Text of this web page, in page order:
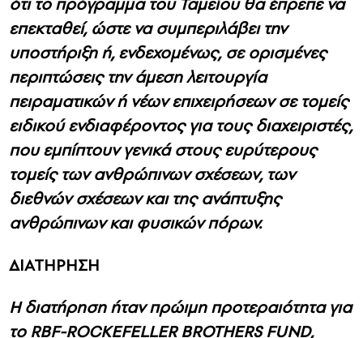
επεκταθεί, ώστε να συμπεριλάβει την
υποστήριξη ή, ενδεχομένως, σε ορισμένες
περιπτώσεις την άμεση λειτουργία
πειραματικών ή νέων επιχειρήσεων σε τομείς
ειδικού ενδιαφέροντος για τους δια­χειριστές,
που εμπίπτουν γενικά στους ευρύτερους
τομείς των ανθρώπινων σχέσεων, των
διεθνών σχέσεων και της ανάπτυξης
ανθρώπινων και φυσικών πόρων.
ΔΙΑΤΗΡΗΣΗ
Η διατήρηση ήταν πρώιμη προτεραιότητα για
το RBF-ROCKEFELLER BROTHERS FUND,